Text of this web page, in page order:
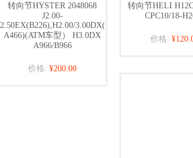
转向节HYSTER 2048068
J2.00-
2.50EX(B226),H2.00/3.00DX(
A466)(ATM车型） H3.0DX
A966/B966
价格: ¥200.00
转向节HELI
CPC10/18-
价格: